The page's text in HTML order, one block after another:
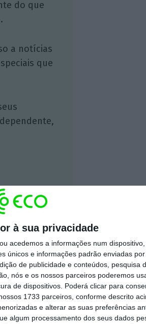
à sua privacidade
acedemos a informações num
únicos e informações padrão enviadas
de publicidade e conteúdos, pesquisa
nós e os nossos parceiros poderemos
de dispositivos. Poderá clicar para
1733 parceiros, conforme descrito
e alterar as suas preferências
algum processamento dos seus dados
do que
a notícias
que